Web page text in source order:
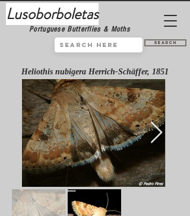
Lusoborboletas
Portuguese Butterflies & Moths
Search
Heliothis nubigera Herrich-Schäffer, 1851